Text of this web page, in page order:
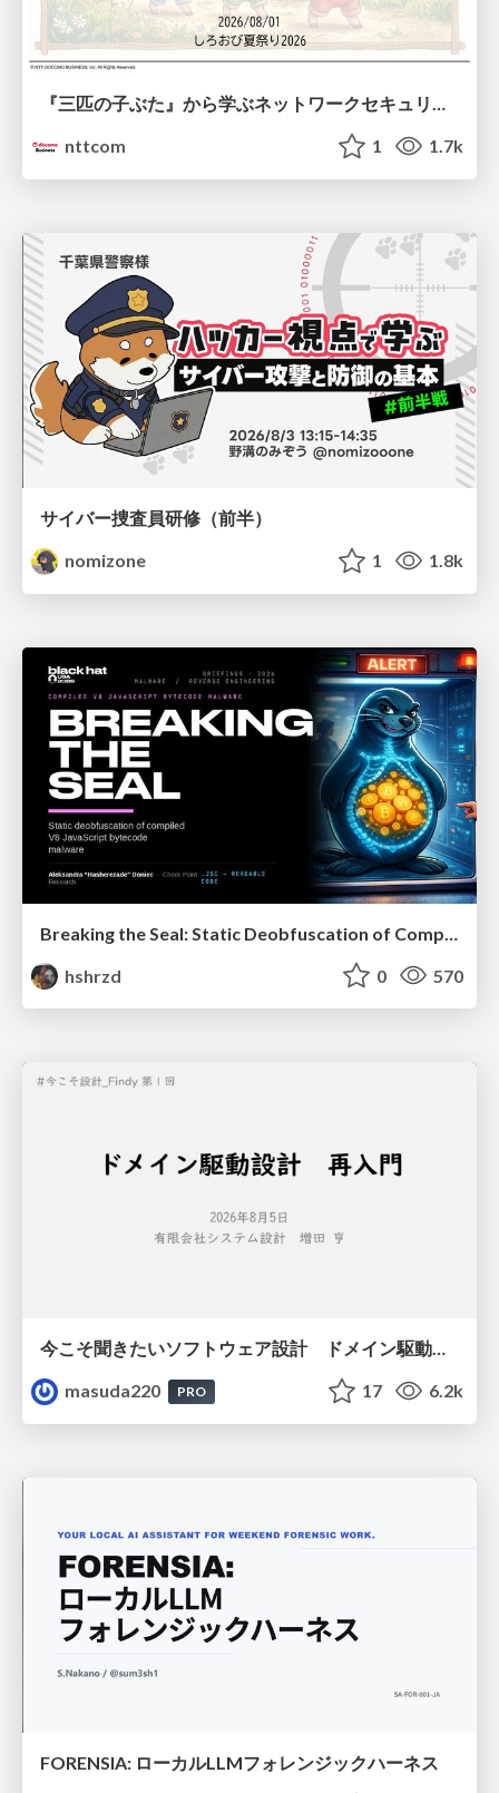
nttcom
1 1.7k
サイバー捜査員研修（前半）
nomizone
1 1.8k
hshrzd
0 570
今こそ聞きたいソフトウェア設計 ドメイン駆動設計再入門
masuda220
PRO 17 6.2k
FORENSIA: ローカルLLMフォレンジックハーネス